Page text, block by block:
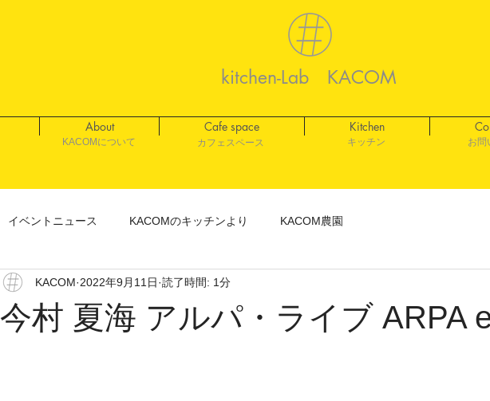
kitchen-Lab KACOM
About Cafe space Kitchen
KACOMについて ​カフェスペース キッチン お問
イベントニュース KACOMのキッチンより KACOM農園
今村 夏海 アルパ・ライブ ARPA
KACOM 2022年9月11日 読了時間: 1分